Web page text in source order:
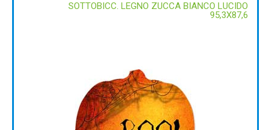
SOTTOBICC. LEGNO ZUCCA BIANCO LUCIDO
95,3X87,6